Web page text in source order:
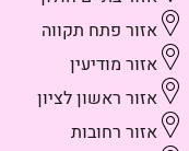
אזור פתח תקווה
אזור מודיעין
אזור ראשון לציון
אזור רחובות